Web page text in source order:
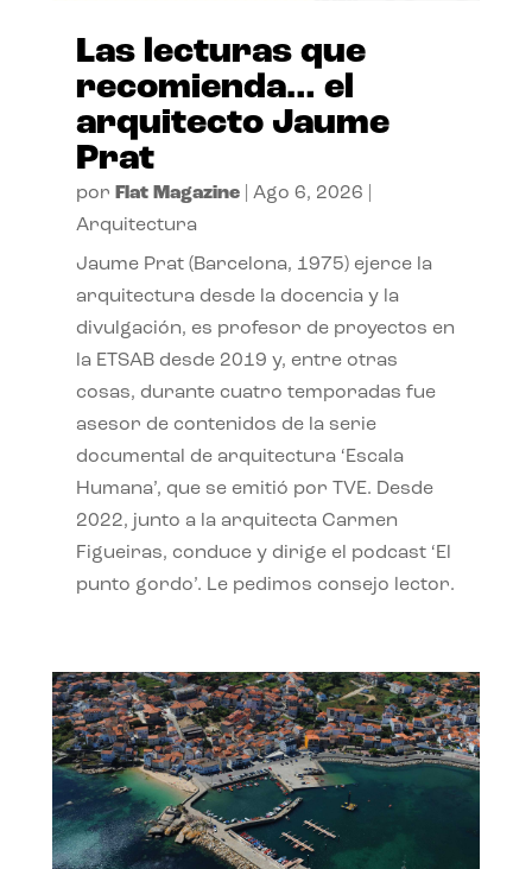
Las lecturas que
recomienda… el
arquitecto Jaume
Prat
por Flat Magazine| Ago 6, 2026
Arquitectura
Jaume Prat (Barcelona, 1975) ejerce la
arquitectura desde la docencia y la
divulgación, es profesor de proyectos en
la ETSAB desde 2019 y, entre otras
cosas, durante cuatro temporadas fue
asesor de contenidos de la serie
documental de arquitectura ‘Escala
Humana’, que se emitió por TVE. Desde
2022, junto a la arquitecta Carmen
Figueiras, conduce y dirige el podcast ‘El
punto gordo’. Le pedimos consejo lector.